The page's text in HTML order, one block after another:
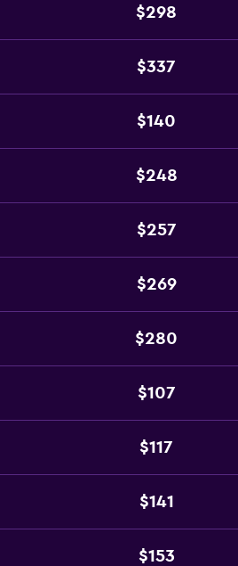
$298
$337
$140
$248
$257
$269
$280
$107
$117
$141
$153